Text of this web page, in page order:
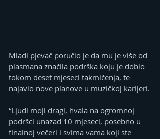
Mladi pjevač poručio je da mu je više od
plasmana značila podrška koju je dobio
tokom deset mjeseci takmičenja, te
najavio nove planove u muzičkoj karijeri.
“Ljudi moji dragi, hvala na ogromnoj
podršci unazad 10 mjeseci, posebno u
finalnoj večeri i svima vama koji ste